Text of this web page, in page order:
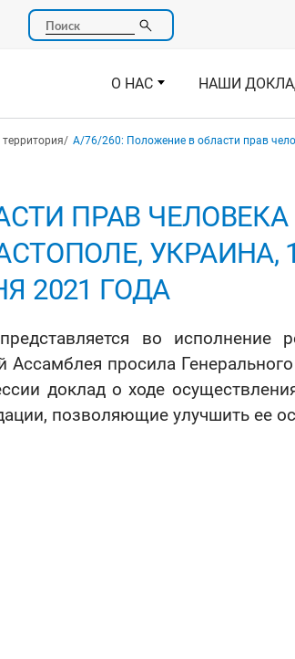
Поиск
О НАС НАШИ
A/76/260: Положение в области прав
ПРАВ
УКРАИНА,
2021 ГОДА
во исполнение
Ассамблея просила
доклад о ходе
позволяющие улучшить ее